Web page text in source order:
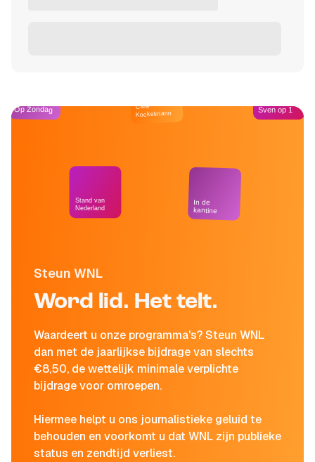
Steun WNL
Word lid. Het telt.
Waardeert u onze programma's? Steun WNL
dan met de jaarlijkse bijdrage van slechts
€8,50, de wettelijk minimale verplichte
bijdrage voor omroepen.
Hiermee helpt u ons journalistieke geluid te
behouden en voorkomt u dat WNL zijn publieke
status en zendtijd verliest.
Op Zondag
Stand van
Nederland
Café
Kockelmann
In de
kantine
Sven op 1